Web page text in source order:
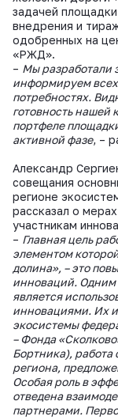
задачей
внедрения и
одобренных на
«РЖД».
– Мы разработали
информируем
потребностях.
готовность нашей
портфеле
активной фазе, –
Александр
совещания
регионе
рассказал о
участникам
– Главная цель
элементом
долина», – это
инноваций. Одним
является
инновациями. Их
экосистемы
– Фонда
Бортника),
региона,
Особая роль в
отведена
партнерами.